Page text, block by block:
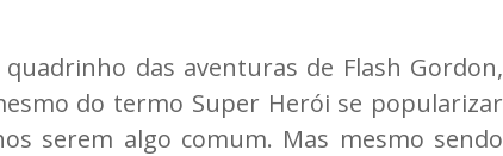
das aventuras de Flash Gordon,
do termo Super Herói se popularizar
serem algo comum. Mas mesmo sendo